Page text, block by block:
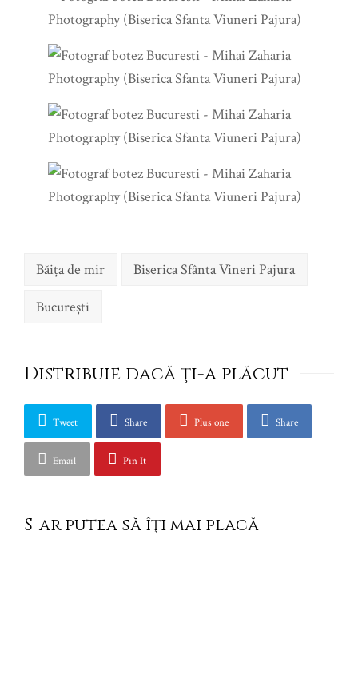
Băița de mir Biserica Sfânta Vineri Pajura
Bucureşti
Distribuie dacă ţi-a plăcut
Tweet Share Plus one Share
Email Pin It
S-ar putea să îţi mai placă